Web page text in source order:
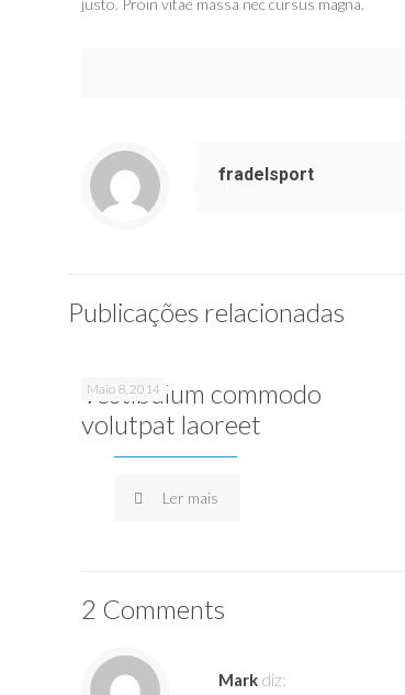
justo. Proin vitae massa nec cursus magna.
fradelsport
Publicações relacionadas
Maio 8, 2014
Vestibulum commodo
volutpat laoreet
Ler mais
2 Comments
Mark diz: